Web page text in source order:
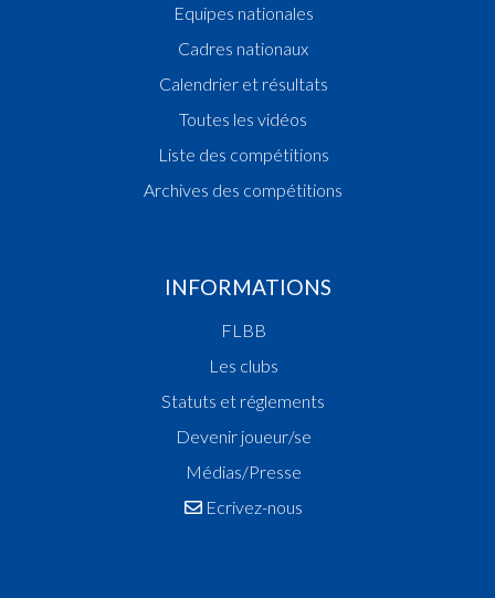
Equipes nationales
Cadres nationaux
Calendrier et résultats
Toutes les vidéos
Liste des compétitions
Archives des compétitions
INFORMATIONS
FLBB
Les clubs
Statuts et réglements
Devenir joueur/se
Médias/Presse
Ecrivez-nous